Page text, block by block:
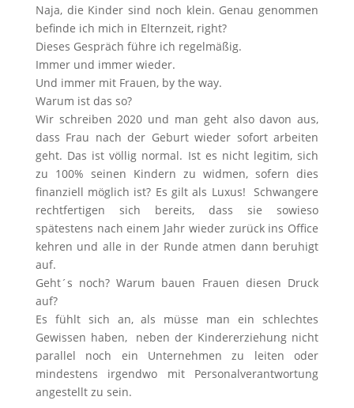
Naja, die Kinder sind noch klein. Genau genommen
befinde ich mich in Elternzeit, right?
Dieses Gespräch führe ich regelmäßig.
Immer und immer wieder.
Und immer mit Frauen, by the way.
Warum ist das so?
Wir schreiben 2020 und man geht also davon aus,
dass Frau nach der Geburt wieder sofort arbeiten
geht. Das ist völlig normal. Ist es nicht legitim, sich
zu 100% seinen Kindern zu widmen, sofern dies
finanziell möglich ist? Es gilt als Luxus! Schwangere
rechtfertigen sich bereits, dass sie sowieso
spätestens nach einem Jahr wieder zurück ins Office
kehren und alle in der Runde atmen dann beruhigt
auf.
Geht´s noch? Warum bauen Frauen diesen Druck
auf?
Es fühlt sich an, als müsse man ein schlechtes
Gewissen haben, neben der Kindererziehung nicht
parallel noch ein Unternehmen zu leiten oder
mindestens irgendwo mit Personalverantwortung
angestellt zu sein.